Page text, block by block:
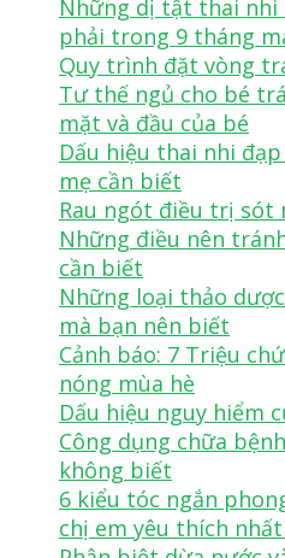
Những dị tật thai nhi
phải trong 9 tháng
Quy trình đặt vòng
Tư thế ngủ cho bé
mặt và đầu của bé
Dấu hiệu thai nhi
mẹ cần biết
Rau ngót điều trị sót
Những điều nên
cần biết
Những loại thảo
mà bạn nên biết
Cảnh báo: 7 Triệu
nóng mùa hè
Dấu hiệu nguy hiểm
Công dụng chữa
không biết
6 kiểu tóc ngắn
chị em yêu thích